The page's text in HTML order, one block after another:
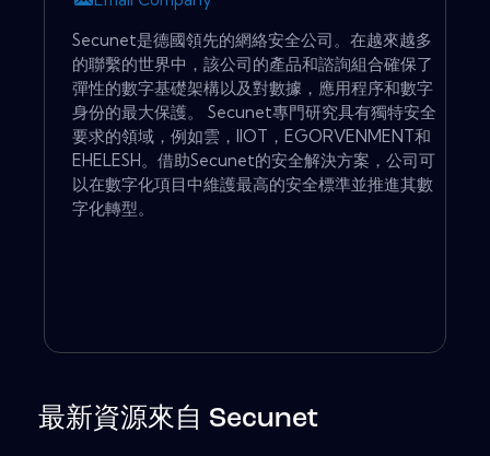
Secunet是德國領先的網絡安全公司。在越來越多
的聯繫的世界中，該公司的產品和諮詢組合確保了
彈性的數字基礎架構以及對數據，應用程序和數字
身份的最大保護。 Secunet專門研究具有獨特安全
要求的領域，例如雲，IIOT，EGORVENMENT和
EHELESH。借助Secunet的安全解決方案，公司可
以在數字化項目中維護最高的安全標準並推進其數
字化轉型。
最新資源來自 Secunet